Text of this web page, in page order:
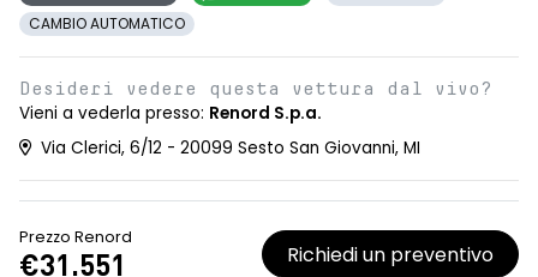
CAMBIO AUTOMATICO
Desideri vedere questa vettura dal vivo?
Vieni a vederla presso: Renord S.p.a.
Via Clerici, 6/12 - 20099 Sesto San Giovanni, MI
Prezzo Renord
€31.551 Richiedi un preventivo